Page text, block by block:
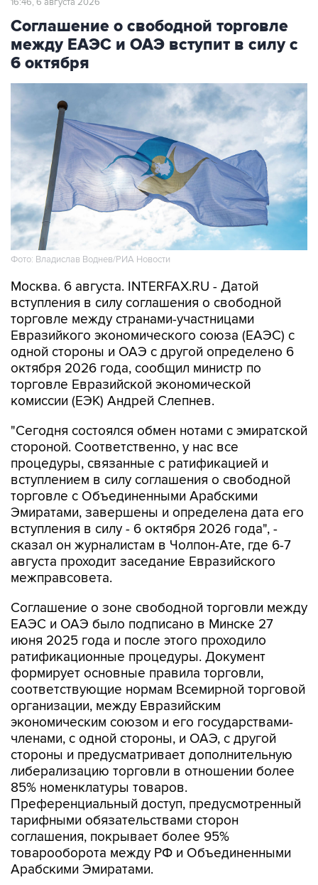
Соглашение о свободной торговле
между ЕАЭС и ОАЭ вступит в силу с
6 октября
Фото: Владислав Воднев/РИА Новости
Москва. 6 августа. INTERFAX.RU - Датой
вступления в силу соглашения о свободной
торговле между странами-участницами
Евразийкого экономического союза (ЕАЭС) с
одной стороны и ОАЭ с другой определено 6
октября 2026 года, сообщил министр по
торговле Евразийской экономической
комиссии (ЕЭК) Андрей Слепнев.
"Сегодня состоялся обмен нотами с эмиратской
стороной. Соответственно, у нас все
процедуры, связанные с ратификацией и
вступлением в силу соглашения о свободной
торговле с Объединенными Арабскими
Эмиратами, завершены и определена дата его
вступления в силу - 6 октября 2026 года", -
сказал он журналистам в Чолпон-Ате, где 6-7
августа проходит заседание Евразийского
межправсовета.
Соглашение о зоне свободной торговли между
ЕАЭС и ОАЭ было подписано в Минске 27
июня 2025 года и после этого проходило
ратификационные процедуры. Документ
формирует основные правила торговли,
соответствующие нормам Всемирной торговой
организации, между Евразийским
экономическим союзом и его государствами-
членами, с одной стороны, и ОАЭ, с другой
стороны и предусматривает дополнительную
либерализацию торговли в отношении более
85% номенклатуры товаров.
Преференциальный доступ, предусмотренный
тарифными обязательствами сторон
соглашения, покрывает более 95%
товарооборота между РФ и Объединенными
Арабскими Эмиратами.